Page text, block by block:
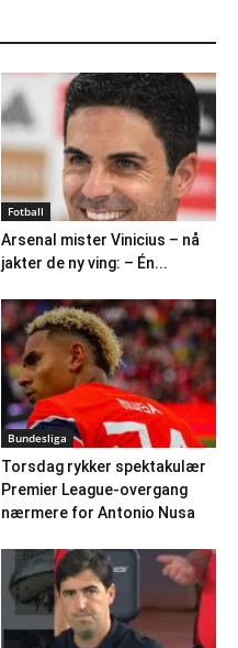
Fotball
Arsenal mister Vinicius – nå
jakter de ny ving: – Én...
Bundesliga
Torsdag rykker spektakulær
Premier League-overgang
nærmere for Antonio Nusa